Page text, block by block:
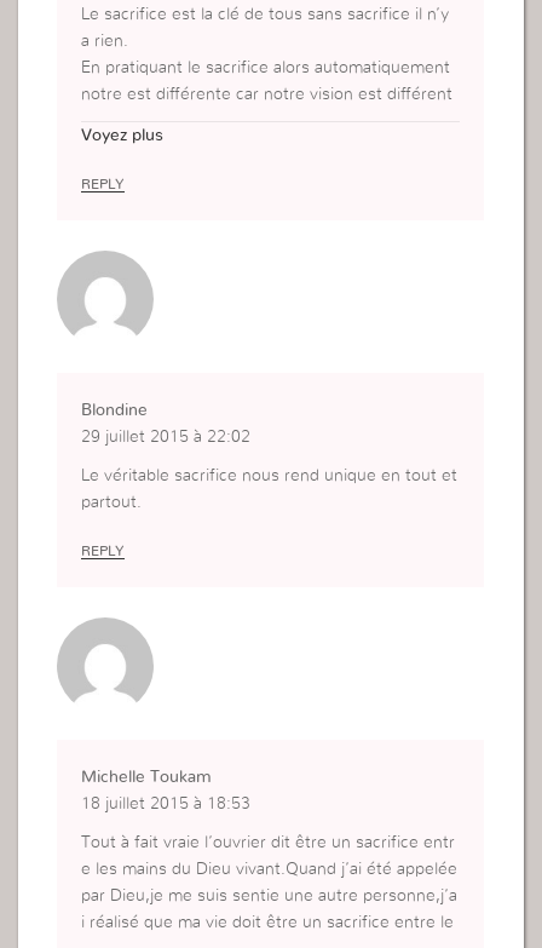
Le sacrifice est la clé de tous sans sacrifice il n’y
a rien.
En pratiquant le sacrifice alors automatiquement
notre est différente car notre vision est différent
Si je veux faire la différence alors je dois être dan
Voyez plus
REPLY
Blondine
29 juillet 2015 à 22:02
Le véritable sacrifice nous rend unique en tout et
partout.
REPLY
Michelle Toukam
18 juillet 2015 à 18:53
Tout à fait vraie l’ouvrier dit être un sacrifice entr
e les mains du Dieu vivant.Quand j’ai été appelée
par Dieu,je me suis sentie une autre personne,j’a
i réalisé que ma vie doit être un sacrifice entre le